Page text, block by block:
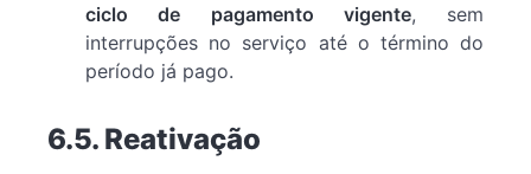
ciclo de pagamento vigente, sem
interrupções no serviço até o término do
período já pago.
6.5. Reativação